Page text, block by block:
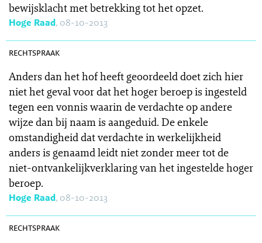
bewijsklacht met betrekking tot het opzet.
Hoge Raad, 08-10-2013
rechtspraak
Anders dan het hof heeft geoordeeld doet zich hier
niet het geval voor dat het hoger beroep is ingesteld
tegen een vonnis waarin de verdachte op andere
wijze dan bij naam is aangeduid. De enkele
omstandigheid dat verdachte in werkelijkheid
anders is genaamd leidt niet zonder meer tot de
niet-ontvankelijkverklaring van het ingestelde hoger
beroep.
Hoge Raad, 08-10-2013
rechtspraak